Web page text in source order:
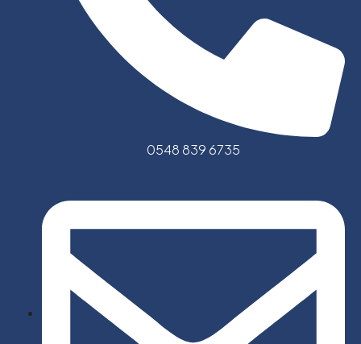
0548 839 6735